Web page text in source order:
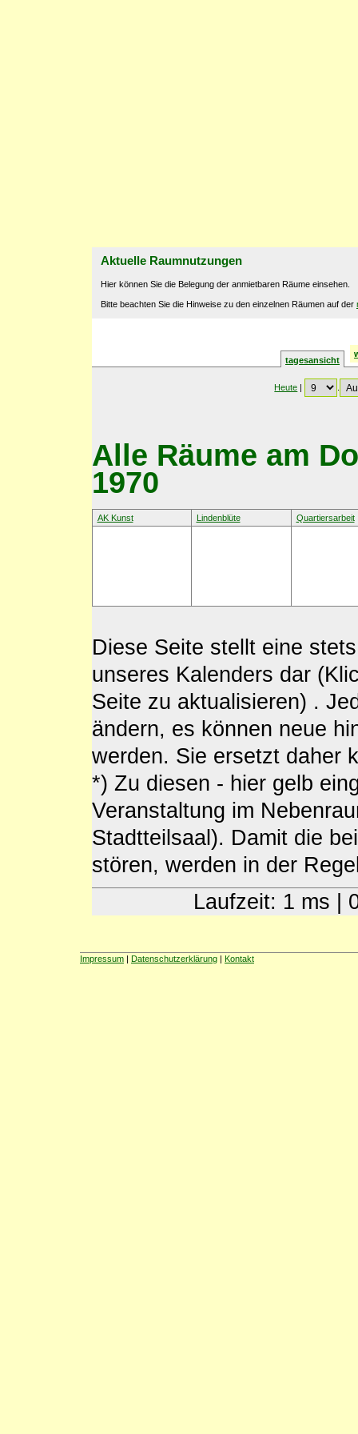
Aktuelle Raumnutzungen
Hier können Sie die Belegung der anmietbaren Räume einsehen.
Bitte beachten Sie die Hinweise zu den einzelnen Räumen auf der
tagesansicht
Heute .
Alle Räume am
1970
AK Kunst Lindenblüte Quartiersarbeit
Diese Seite stellt eine
unseres Kalenders dar
Seite zu aktualisieren) .
ändern, es können neue
werden. Sie ersetzt daher
*) Zu diesen - hier gelb
Veranstaltung im
Stadtteilsaal). Damit die
stören, werden in der
Laufzeit: 1 ms |
Impressum | Datenschutzerklärung | Kontakt